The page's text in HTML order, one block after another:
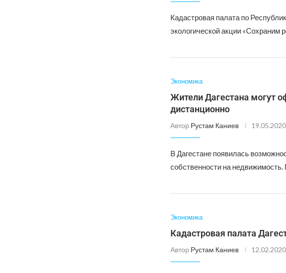
Кадастровая палата по
экологической акции «Сохраним
Экономика
Жители Дагестана могут
дистанционно
Автор Рустам Каниев 19.05.2020
В Дагестане появилась
собственности на
Экономика
Кадастровая палата
Автор Рустам Каниев 12.02.2020